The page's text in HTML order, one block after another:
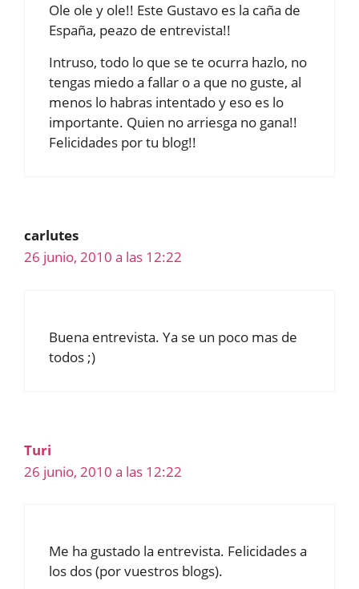
Ole ole y ole!! Este Gustavo es la caña de
España, peazo de entrevista!!
Intruso, todo lo que se te ocurra hazlo, no
tengas miedo a fallar o a que no guste, al
menos lo habras intentado y eso es lo
importante. Quien no arriesga no gana!!
Felicidades por tu blog!!
carlutes
26 junio, 2010 a las 12:22
Buena entrevista. Ya se un poco mas de
todos ;)
Turi
26 junio, 2010 a las 12:22
Me ha gustado la entrevista. Felicidades a
los dos (por vuestros blogs).